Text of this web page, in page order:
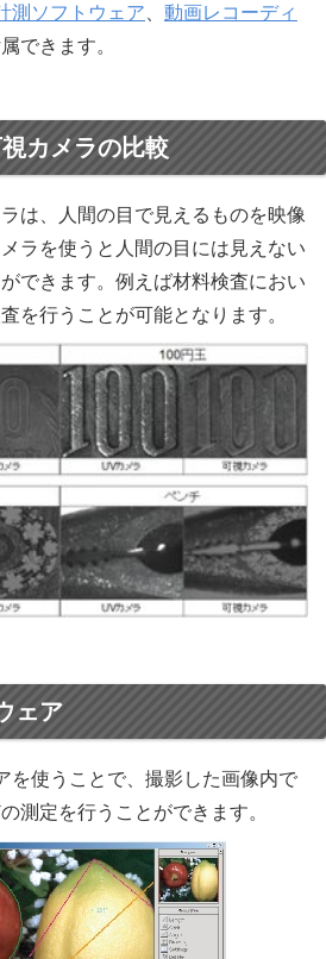
測ソフトウェア
動画レコーディ
できます。
カメラの比較
は、人間の目で見えるものを映像
ラを使うと人間の目には見えない
できます。例えば材料検査におい
を行うことが可能となります。
ェア
を使うことで、撮影した画像内で
測定を行うことができます。